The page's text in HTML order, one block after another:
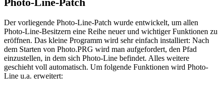
Der vorliegende Photo-Line-Patch wurde entwickelt, um allen
Photo-Line-Besitzern eine Reihe neuer und wichtiger Funktionen zu
eröffnen. Das kleine Programm wird sehr einfach installiert: Nach
dem Starten von Photo.PRG wird man aufgefordert, den Pfad
einzustellen, in dem sich Photo-Line befindet. Alles weitere
geschieht voll automatisch. Um folgende Funktionen wird Photo-
Line u.a. erweitert: